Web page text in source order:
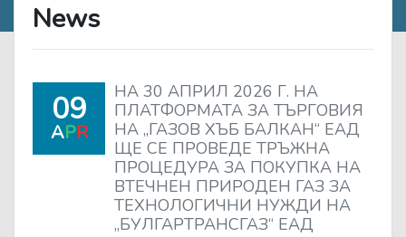
News
09
APR
НА 30 АПРИЛ 2026 Г. НА
ПЛАТФОРМАТА ЗА ТЪРГОВИЯ
НА „ГАЗОВ ХЪБ БАЛКАН“ ЕАД
ЩЕ СЕ ПРОВЕДЕ ТРЪЖНА
ПРОЦЕДУРА ЗА ПОКУПКА НА
ВТЕЧНЕН ПРИРОДЕН ГАЗ ЗА
ТЕХНОЛОГИЧНИ НУЖДИ НА
„БУЛГАРТРАНСГАЗ“ ЕАД